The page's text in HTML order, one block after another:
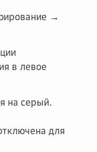
→
в левое
на серый.
для